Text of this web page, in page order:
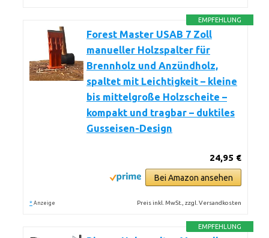
EMPFEHLUNG
Forest Master USAB 7 Zoll
manueller Holzspalter für
Brennholz und Anzündholz,
spaltet mit Leichtigkeit – kleine
bis mittelgroße Holzscheite –
kompakt und tragbar – duktiles
Gusseisen-Design
24,95 €
Bei Amazon ansehen
* Anzeige Preis inkl. MwSt., zzgl. Versandkosten
EMPFEHLUNG